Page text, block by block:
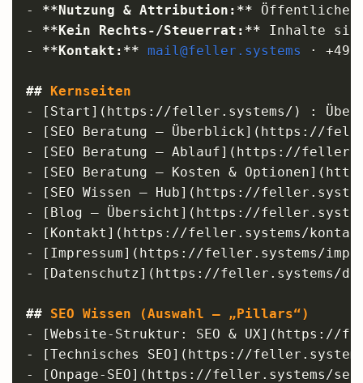
- **Nutzung & Attribution: ** Öffentliche
-
**Kein Rechts-/Steuer­rat: **
-
**Kontakt: ** mail@feller.systems · +49
## Kernseiten
-
[ Start ]( https://feller.systems/ )
-
[ SEO Beratung – Überblick]( https://
-
[ SEO Beratung – Ablauf]( https://
-
[ SEO Beratung – Kosten & Optionen](
-
[ SEO Wissen – Hub]( https://
-
[ Blog – Übersicht ]( https://
-
[ Kontakt ]( https://feller.systems/
-
[ Impressum]( https://feller.systems/
-
[ Datenschutz]( https://feller.systems/
## SEO Wissen (Auswahl – „Pillars“)
-
[Website-Struktur: SEO & UX]( https://
-
[Technisches SEO]( https://
-
[ Onpage-SEO]( https://feller.systems/seo-